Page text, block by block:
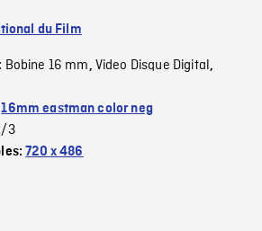
du Film
Bobine 16 mm, Video Disque Digital,
16mm eastman color neg
3
720 x 486